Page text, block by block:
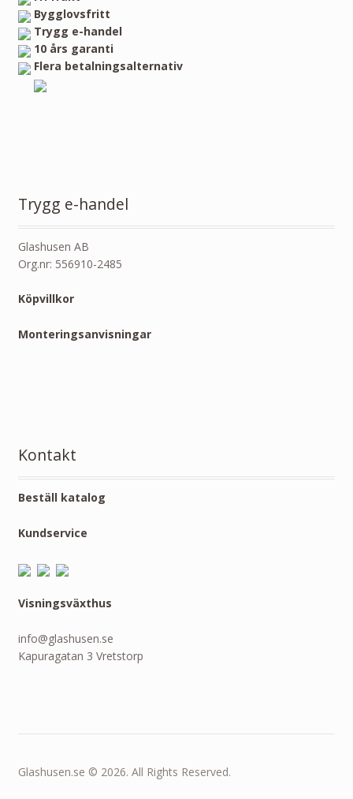
Bygglovsfritt
Trygg e-handel
10 års garanti
Flera betalningsalternativ
Trygg e-handel
Glashusen AB
Org.nr: 556910-2485
Köpvillkor
Monteringsanvisningar
Kontakt
Beställ katalog
Kundservice
Visningsväxthus
info@glashusen.se
Kapuragatan 3 Vretstorp
Glashusen.se © 2026. All Rights Reserved.